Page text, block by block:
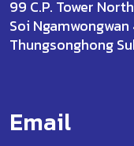
99 C.P. Tower
Soi
Thungsonghong
Email